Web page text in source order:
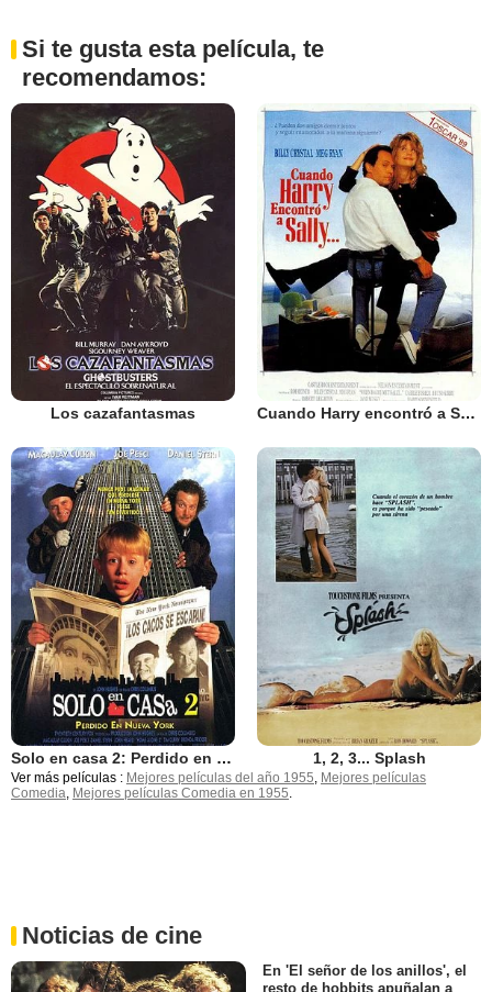
Si te gusta esta película, te
recomendamos:
Los cazafantasmas Cuando Harry encontró a Sally...
Solo en casa 2: Perdido en Nueva York 1, 2, 3... Splash
Ver más películas : Mejores películas del año 1955, Mejores películas
Comedia, Mejores películas Comedia en 1955.
Noticias de cine
En 'El señor de los anillos', el
resto de hobbits apuñalan a